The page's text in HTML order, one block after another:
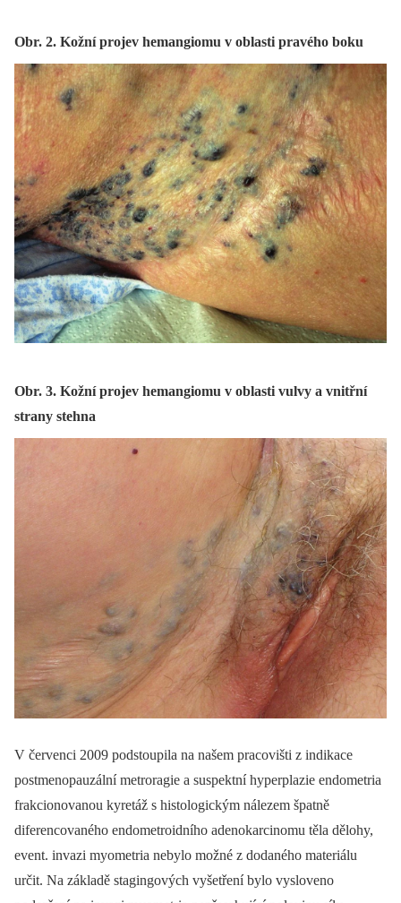
Obr. 2. Kožní projev hemangiomu v oblasti pravého boku
Obr. 3. Kožní projev hemangiomu v oblasti vulvy a vnitřní
strany stehna
V červenci 2009 podstoupila na našem pracovišti z indikace
postmenopauzální metroragie a suspektní hyperplazie endometria
frakcionovanou kyretáž s histologickým nálezem špatně
diferencovaného endometroidního adenokarcinomu těla dělohy,
event. invazi myometria nebylo možné z dodaného materiálu
určit. Na základě stagingových vyšetření bylo vysloveno